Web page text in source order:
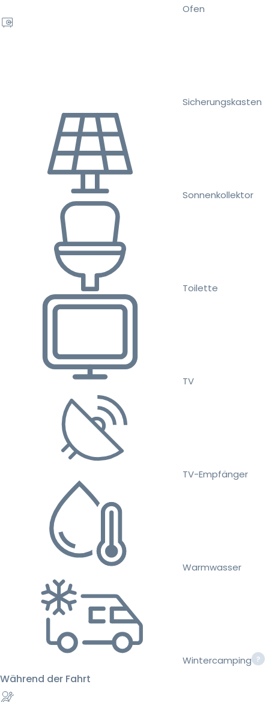
Ofen
Sicherungskasten
Sonnenkollektor
Toilette
TV
TV-Empfänger
Warmwasser
Wintercamping
Während der Fahrt